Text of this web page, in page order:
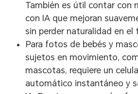
También es útil contar con
con IA que mejoran
sin perder naturalidad en el
Para fotos de bebés y
sujetos en movimiento,
mascotas, requiere un
automático instantáneo y